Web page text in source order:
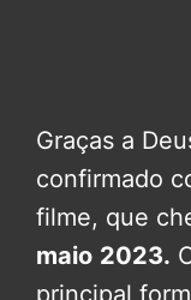
Graças a
confirmado
filme, que
maio 2023.
principal